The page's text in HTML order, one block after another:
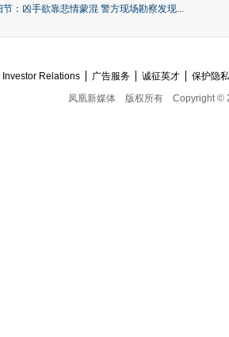
：凶手欲靠悲情蒙混 警方现场勘察发现...
Investor Relations 广告服务 诚征英才
保护隐
凤凰新媒体
版权所有 Copyright ©